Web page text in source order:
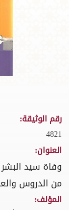
رقم الوثيقة:
4821
العنوان:
وفاة سيد
من الدروس
المؤلف: